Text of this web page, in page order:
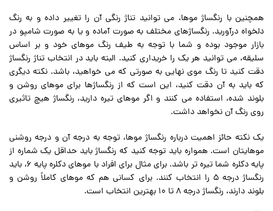
همچنین با رنگساژ موها، می توانید تناژ رنگی آن را تغییر داده و به رنگ
دلخواه درآورید. رنگساژهای مختلف به صورت آماده و یا به صورت شامپو در
بازار موجود بوده و شما با توجه به طیف رنگ موهای خود و بر اساس
سلیقه، می توانید هر یک را خریداری کنید. البته باید در انتخاب تناژ رنگساژ
دقت کنید تا رنگ موی نهایی به صورتی که می خواهید، باشد. نکته دیگری
که باید به آن دقت کنید، این است که از رنگساژها برای موهای روشن و
بلوند شده، استفاده می کنند و اگر موهای تیره دارید، رنگساژ هیچ تاثیری
روی رنگ آن نخواهد داشت.
یک نکته حائز اهمیت درباره رنگساژ موها، توجه به درجه آن و درجه روشنی
موهایتان است. همواره باید توجه کنید که رنگساژ باید حداقل یک شماره از
پایه دکلره شما تیره تر باشد. برای مثال برای افراد با موهای دکلره پایه 6، باید
رنگساژ درجه 5 را انتخاب کنند. برای کسانی هم که موهای کاملاً روشن و
بلوند دارند، رنگساژ درجه 8 تا 10 بهترین انتخاب است.